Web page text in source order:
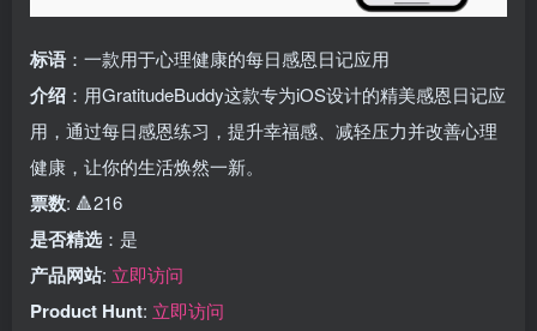
标语 ：一款用于心理健康的每日感恩日记应用
介绍 ：用GratitudeBuddy这款专为iOS设计的精美感恩日记应
用，通过每日感恩练习，提升幸福感、减轻压力并改善心理
健康，让你的生活焕然一新。
票数: 🔺216
是否精选 ：是
产品网站: 立即访问
Product Hunt: 立即访问